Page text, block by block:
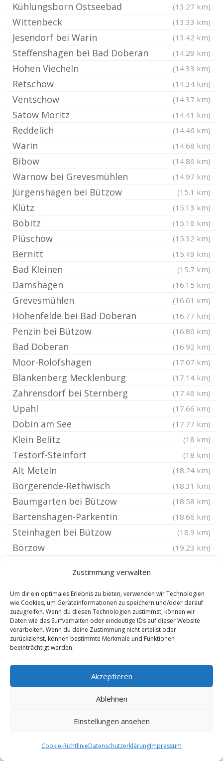
Zustimmung verwalten
Um dir ein optimales Erlebnis zu bieten, verwenden wir Technologien
wie Cookies, um Geräteinformationen zu speichern und/oder darauf
zuzugreifen. Wenn du diesen Technologien zustimmst, können wir
Daten wie das Surfverhalten oder eindeutige IDs auf dieser Website
verarbeiten. Wenn du deine Zustimmung nicht erteilst oder
zurückziehst, können bestimmte Merkmale und Funktionen
beeinträchtigt werden.
Akzeptieren
Ablehnen
Einstellungen ansehen
Cookie-RichtlinieDatenschutzerklärungImpressum
Kühlungsborn Ostseebad (13.27 km)
Wittenbeck (13.33 km)
Jesendorf bei Warin (13.42 km)
Steffenshagen bei Bad Doberan (14.29 km)
Hohen Viecheln (14.33 km)
Retschow (14.34 km)
Ventschow (14.37 km)
Satow Möritz (14.41 km)
Reddelich (14.46 km)
Warin (14.68 km)
Bibow (14.86 km)
Warnow bei Grevesmühlen (14.97 km)
Jürgenshagen bei Bützow (15.1 km)
Klütz (15.13 km)
Bobitz (15.16 km)
Plüschow (15.32 km)
Bernitt (15.49 km)
Bad Kleinen (15.7 km)
Damshagen (16.15 km)
Grevesmühlen (16.61 km)
Hohenfelde bei Bad Doberan (16.77 km)
Penzin bei Bützow (16.86 km)
Bad Doberan (16.92 km)
Moor-Rolofshagen (17.07 km)
Blankenberg Mecklenburg (17.14 km)
Zahrensdorf bei Sternberg (17.46 km)
Upahl (17.66 km)
Dobin am See (17.77 km)
Klein Belitz (18 km)
Testorf-Steinfort (18 km)
Alt Meteln (18.24 km)
Börgerende-Rethwisch (18.31 km)
Baumgarten bei Bützow (18.58 km)
Bartenshagen-Parkentin (18.66 km)
Steinhagen bei Bützow (18.9 km)
Börzow (19.23 km)
Rüting bei Grevesmühlen
Lübstorf (19.51 km)
Mühlen Eichsen (19.73 km)
Roggenstorf (19.74 km)
Stäbelow (19.79 km)
Cambs (20.08 km)
Warnow bei Bützow